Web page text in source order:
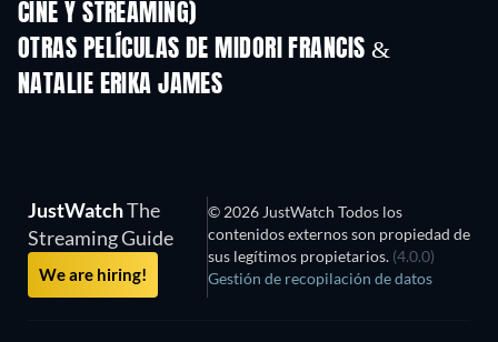
CINE Y STREAMING)
OTRAS PELÍCULAS DE MIDORI FRANCIS &
NATALIE ERIKA JAMES
JustWatchThe
Streaming Guide
We are hiring!
© 2026 JustWatch Todos los
contenidos externos son propiedad de
sus legítimos propietarios. (4.0.0)
Gestión de recopilación de datos